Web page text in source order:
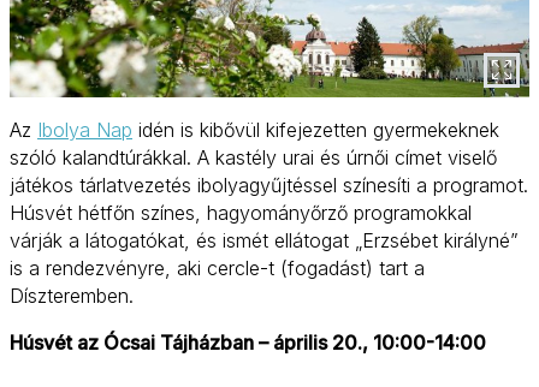
Az Ibolya Nap idén is kibővül kifejezetten gyermekeknek
szóló kalandtúrákkal. A kastély urai és úrnői címet viselő
játékos tárlatvezetés ibolyagyűjtéssel színesíti a programot.
Húsvét hétfőn színes, hagyományőrző programokkal
várják a látogatókat, és ismét ellátogat „Erzsébet királyné”
is a rendezvényre, aki cercle-t (fogadást) tart a
Díszteremben.
Húsvét az Ócsai Tájházban – április 20., 10:00-14:00